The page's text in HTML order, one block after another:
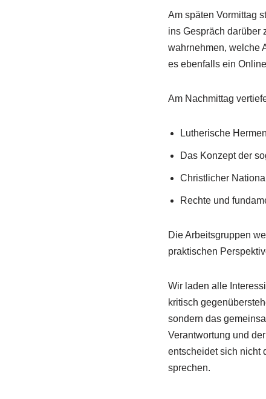
Am späten Vormittag
ins Gespräch darüber
wahrnehmen, welche
es ebenfalls ein
Am Nachmittag
Lutherische
Das Konzept der
Christlicher
Rechte und
Die Arbeitsgruppen
praktischen
Wir laden alle
kritisch
sondern das
Verantwortung und
entscheidet sich nicht
sprechen.